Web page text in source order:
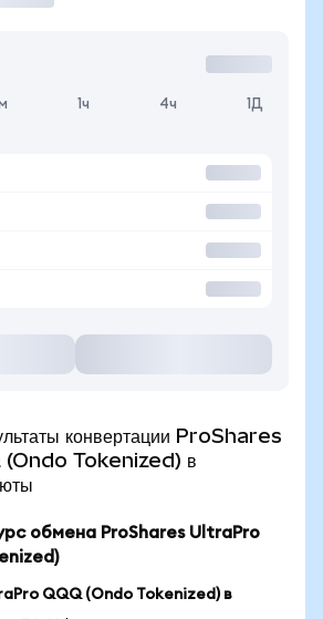
1ч 4ч 1Д
конвертации ProShares
Tokenized) в
обмена ProShares UltraPro
QQQ (Ondo Tokenized) в